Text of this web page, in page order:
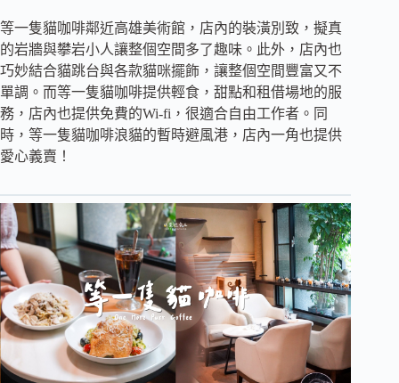
等一隻貓咖啡鄰近高雄美術館，店內的裝潢別致，擬真
的岩牆與攀岩小人讓整個空間多了趣味。此外，店內也
巧妙結合貓跳台與各款貓咪擺飾，讓整個空間豐富又不
單調。而等一隻貓咖啡提供輕食，甜點和租借場地的服
務，店內也提供免費的Wi-fi，很適合自由工作者。同
時，等一隻貓咖啡浪貓的暫時避風港，店內一角也提供
愛心義賣！